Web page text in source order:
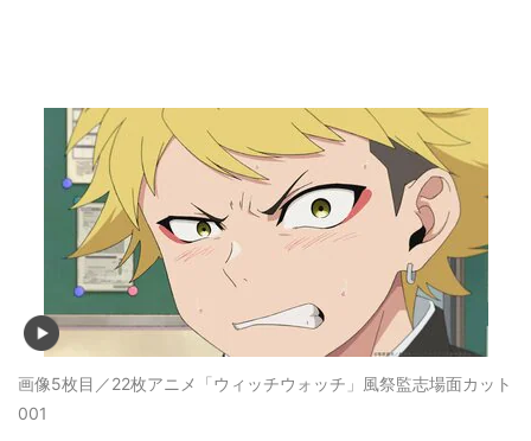
画像5枚目／22枚アニメ「ウィッチウォッチ」風祭監志場面カット
001